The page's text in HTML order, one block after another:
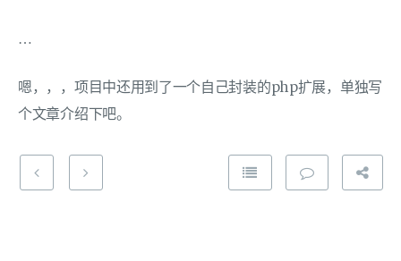
…
嗯，，，项目中还用到了一个自己封装的php扩展，单独写
个文章介绍下吧。